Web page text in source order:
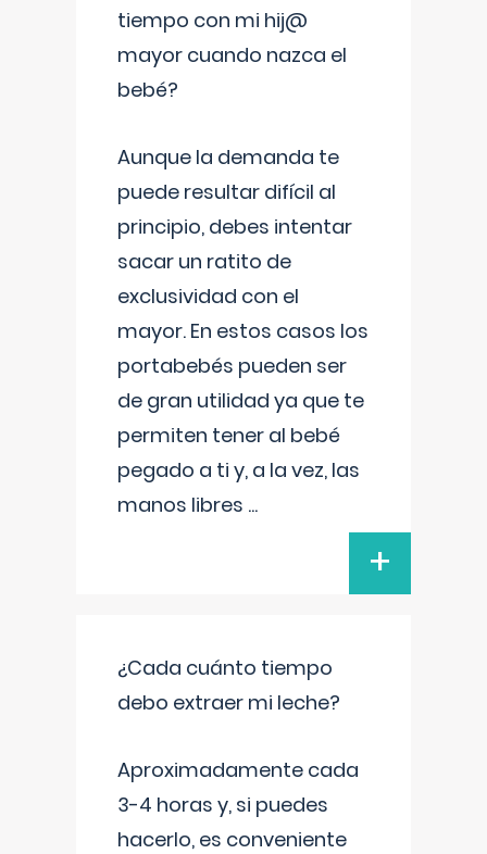
tiempo con mi hij@
mayor cuando nazca el
bebé?
Aunque la demanda te
puede resultar difícil al
principio, debes intentar
sacar un ratito de
exclusividad con el
mayor. En estos casos los
portabebés pueden ser
de gran utilidad ya que te
permiten tener al bebé
pegado a ti y, a la vez, las
manos libres ...
+
¿Cada cuánto tiempo
debo extraer mi leche?
Aproximadamente cada
3-4 horas y, si puedes
hacerlo, es conveniente